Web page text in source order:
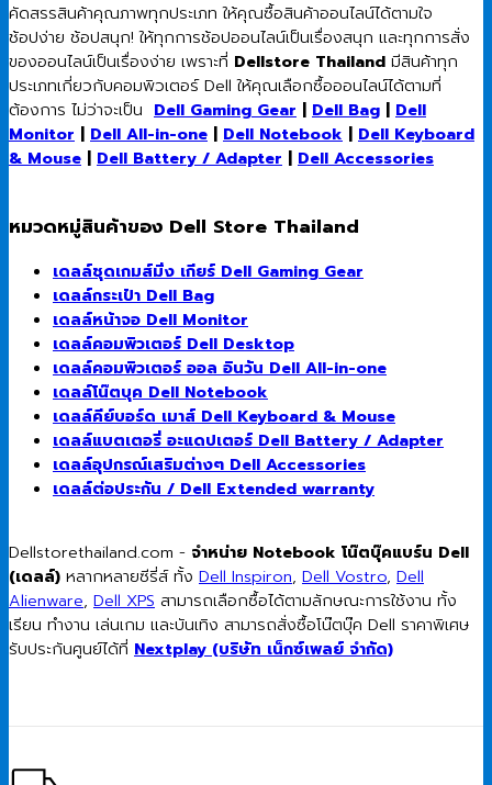
คัดสรรสินค้าคุณภาพทุกประเภท ให้คุณซื้อสินค้าออนไลน์ได้ตามใจ
ช้อปง่าย ช้อปสนุก! ให้ทุกการช้อปออนไลน์เป็นเรื่องสนุก และทุกการสั่ง
ของออนไลน์เป็นเรื่องง่าย เพราะที่ Dellstore Thailand มีสินค้าทุก
ประเภทเกี่ยวกับคอมพิวเตอร์ Dell ให้คุณเลือกซื้อออนไลน์ได้ตามที่
ต้องการ ไม่ว่าจะเป็น Dell Gaming Gear | Dell Bag | Dell
Monitor | Dell All-in-one | Dell Notebook | Dell Keyboard
& Mouse | Dell Battery / Adapter | Dell Accessories
หมวดหมู่สินค้าของ Dell Store Thailand
เดลล์ชุดเกมส์มิ่ง เกียร์ Dell Gaming Gear
เดลล์กระเป๋า Dell Bag
เดลล์หน้าจอ Dell Monitor
เดลล์คอมพิวเตอร์ Dell Desktop
เดลล์คอมพิวเตอร์ ออล อินวัน Dell All-in-one
เดลล์โน๊ตบุค Dell Notebook
เดลล์คีย์บอร์ด เมาส์ Dell Keyboard & Mouse
เดลล์แบตเตอรี่ อะแดปเตอร์ Dell Battery / Adapter
เดลล์อุปกรณ์เสริมต่างๆ Dell Accessories
เดลล์ต่อประกัน / Dell Extended warranty
Dellstorethailand.com - จำหน่าย Notebook โน๊ตบุ๊คแบร์น Dell
(เดลล์) หลากหลายซีรี่ส์ ทั้ง Dell Inspiron, Dell Vostro, Dell
Alienware, Dell XPS สามารถเลือกซื้อได้ตามลักษณะการใช้งาน ทั้ง
เรียน ทำงาน เล่นเกม และบันเทิง สามารถสั่งซื้อโน๊ตบุ๊ค Dell ราคาพิเศษ
รับประกันศูนย์ได้ที่ Nextplay (บริษัท เน็กซ์เพลย์ จำกัด)